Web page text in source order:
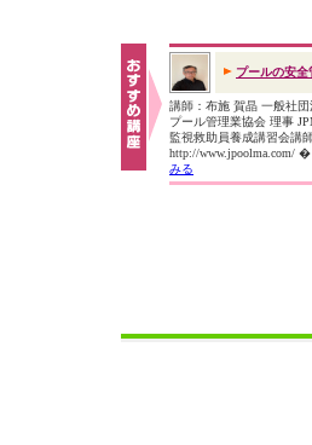
プールの安全
講師：布施 賀晶 一般社
プール管理業協会 理事
監視救助員養成講習会講
http://www.jpoolma.com/ �
みる